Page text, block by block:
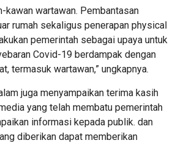
kawan wartawan. Pembantasan
rumah sekaligus penerapan physical
pemerintah sebagai upaya untuk
Covid-19 berdampak dengan
termasuk wartawan,” ungkapnya.
juga menyampaikan terima kasih
yang telah membatu pemerintah
informasi kepada publik. dan
diberikan dapat memberikan